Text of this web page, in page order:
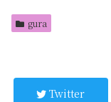
gura
Twitter